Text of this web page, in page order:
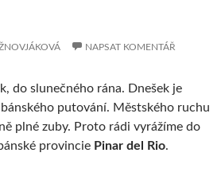
NAPSAT KOMENTÁŘ
do slunečného rána. Dnešek je
putování. Městského ruchu
plné zuby. Proto rádi vyrážíme do
provincie Pinar del Rio.
na výlet z Havany? Zkuste si zajet do